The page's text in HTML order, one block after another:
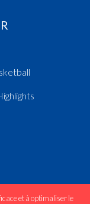
et à optimaliser le